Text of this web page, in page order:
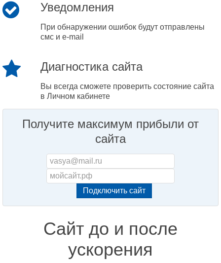
Уведомления
При обнаружении ошибок будут отправлены
смс и e-mail
Диагностика сайта
Вы всегда сможете проверить состояние сайта
в Личном кабинете
Получите максимум прибыли от
сайта
Сайт до и после
ускорения